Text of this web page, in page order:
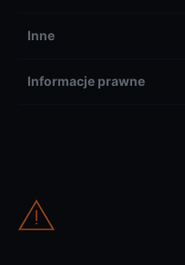
Inne
Informacje prawne